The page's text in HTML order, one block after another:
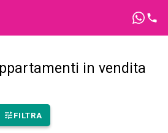
in vendita
FILTRA